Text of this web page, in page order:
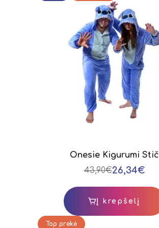
Onesie Kigurumi Stič
43,90€26,34€
Į krepšelį
Top prekė